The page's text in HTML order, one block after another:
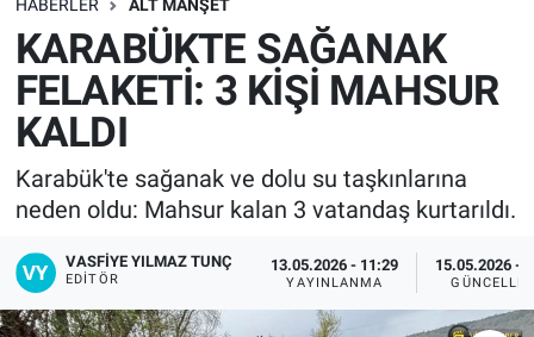
HABERLER ALT MANŞET
KARABÜKTE SAĞANAK
FELAKETİ: 3 KİŞİ MAHSUR
KALDI
Karabük'te sağanak ve dolu su taşkınlarına
neden oldu: Mahsur kalan 3 vatandaş kurtarıldı.
VASFIYE YILMAZ TUNÇ
EDITÖR
13.05.2026 - 11:29
YAYINLANMA
15.05.2026 -